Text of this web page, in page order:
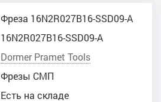
Фреза 16N2R027B16-SSD09-A
16N2R027B16-SSD09-A
Dоrmer Pramet Tools
Фрезы СМП
Есть на складе